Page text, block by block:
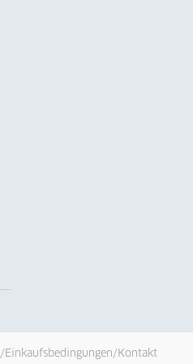
/Einkaufsbedingungen/Kontakt